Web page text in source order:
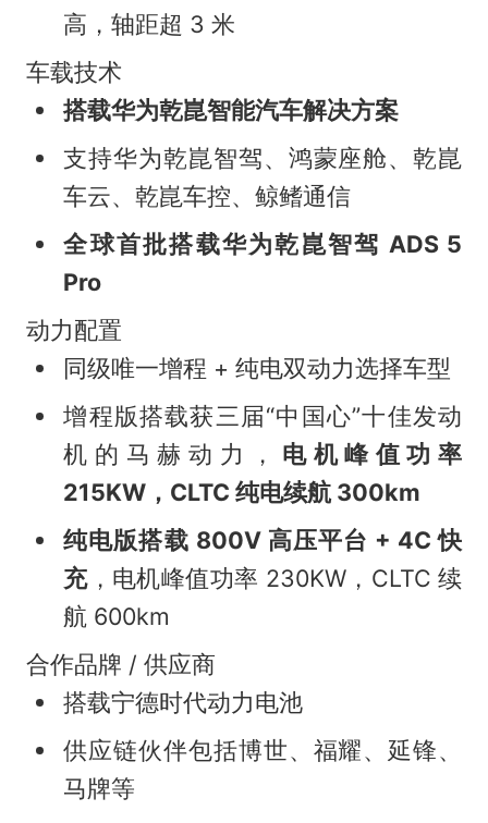
高，轴距超 3 米
车载技术
搭载华为乾崑智能汽车解决方案
支持华为乾崑智驾、鸿蒙座舱、乾崑
车云、乾崑车控、鲸鳍通信
全球首批搭载华为乾崑智驾 ADS 5
Pro
动力配置
同级唯一增程 + 纯电双动力选择车型
增程版搭载获三届“中国心”十佳发动
机的马赫动力， 电机峰值功率
215KW，CLTC 纯电续航 300km
纯电版搭载 800V 高压平台 + 4C 快
充，电机峰值功率 230KW，CLTC 续
航 600km
合作品牌 / 供应商
搭载宁德时代动力电池
供应链伙伴包括博世、福耀、延锋、
马牌等